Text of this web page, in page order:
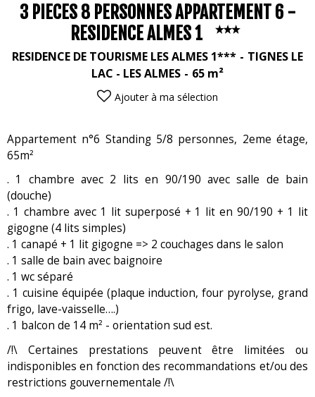
3 PIECES 8 PERSONNES APPARTEMENT 6 -
RESIDENCE ALMES 1
RESIDENCE DE TOURISME LES ALMES 1***
TIGNES LE
LAC - LES ALMES
65 m²
Ajouter à ma sélection
Appartement n°6 Standing 5/8 personnes, 2eme étage,
65m²
. 1 chambre avec 2 lits en 90/190 avec salle de bain
(douche)
. 1 chambre avec 1 lit superposé + 1 lit en 90/190 + 1 lit
gigogne (4 lits simples)
. 1 canapé + 1 lit gigogne => 2 couchages dans le salon
. 1 salle de bain avec baignoire
. 1 wc séparé
. 1 cuisine équipée (plaque induction, four pyrolyse, grand
frigo, lave-vaisselle….)
. 1 balcon de 14 m² - orientation sud est.
/!\ Certaines prestations peuvent être limitées ou
indisponibles en fonction des recommandations et/ou des
restrictions gouvernementale /!\